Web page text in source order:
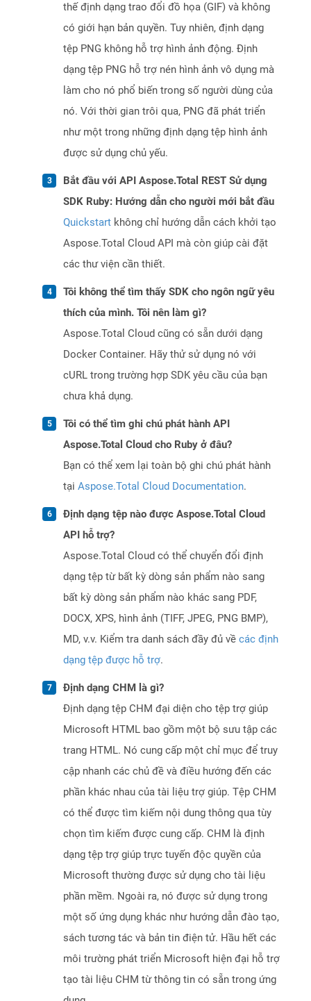
thế định dạng trao đổi đồ họa (GIF) và không
có giới hạn bản quyền. Tuy nhiên, định dạng
tệp PNG không hỗ trợ hình ảnh động. Định
dạng tệp PNG hỗ trợ nén hình ảnh vô dụng mà
làm cho nó phổ biến trong số người dùng của
nó. Với thời gian trôi qua, PNG đã phát triển
như một trong những định dạng tệp hình ảnh
được sử dụng chủ yếu.
Bắt đầu với API Aspose.Total REST Sử dụng
SDK Ruby: Hướng dẫn cho người mới bắt đầu
Quickstart không chỉ hướng dẫn cách khởi tạo
Aspose.Total Cloud API mà còn giúp cài đặt
các thư viện cần thiết.
Tôi không thể tìm thấy SDK cho ngôn ngữ yêu
thích của mình. Tôi nên làm gì?
Aspose.Total Cloud cũng có sẵn dưới dạng
Docker Container. Hãy thử sử dụng nó với
cURL trong trường hợp SDK yêu cầu của bạn
chưa khả dụng.
Tôi có thể tìm ghi chú phát hành API
Aspose.Total Cloud cho Ruby ở đâu?
Bạn có thể xem lại toàn bộ ghi chú phát hành
tại Aspose.Total Cloud Documentation.
Định dạng tệp nào được Aspose.Total Cloud
API hỗ trợ?
Aspose.Total Cloud có thể chuyển đổi định
dạng tệp từ bất kỳ dòng sản phẩm nào sang
bất kỳ dòng sản phẩm nào khác sang PDF,
DOCX, XPS, hình ảnh (TIFF, JPEG, PNG BMP),
MD, v.v. Kiểm tra danh sách đầy đủ về các định
dạng tệp được hỗ trợ.
Định dạng CHM là gì?
Định dạng tệp CHM đại diện cho tệp trợ giúp
Microsoft HTML bao gồm một bộ sưu tập các
trang HTML. Nó cung cấp một chỉ mục để truy
cập nhanh các chủ đề và điều hướng đến các
phần khác nhau của tài liệu trợ giúp. Tệp CHM
có thể được tìm kiếm nội dung thông qua tùy
chọn tìm kiếm được cung cấp. CHM là định
dạng tệp trợ giúp trực tuyến độc quyền của
Microsoft thường được sử dụng cho tài liệu
phần mềm. Ngoài ra, nó được sử dụng trong
một số ứng dụng khác như hướng dẫn đào tạo,
sách tương tác và bản tin điện tử. Hầu hết các
môi trường phát triển Microsoft hiện đại hỗ trợ
tạo tài liệu CHM từ thông tin có sẵn trong ứng